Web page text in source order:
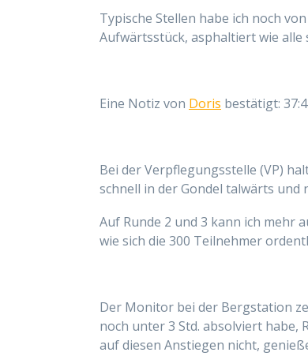
Typische Stellen habe ich noch
Aufwärtsstück, asphaltiertwie alle
Eine Notiz von Doris bestätigt:
Bei der Verpflegungsstelle (VP)
schnell in der Gondel talwärts
Auf Runde 2 und 3 kann ich mehr
wie sich die 300 Teilnehmer
Der Monitor bei der Bergstation
noch unter 3 Std. absolviert habe,
auf diesen Anstiegen nicht,